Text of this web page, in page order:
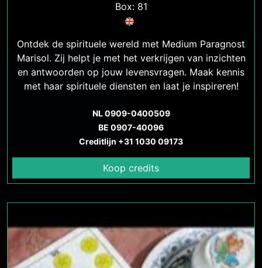
Box: 81
Ontdek de spirituele wereld met Medium Paragnost
Marisol. Zij helpt je met het verkrijgen van inzichten
en antwoorden op jouw levensvragen. Maak kennis
met haar spirituele diensten en laat je inspireren!
NL 0909-0400509
BE 0907-40096
Creditlijn +31 1030 09173
Koop credits